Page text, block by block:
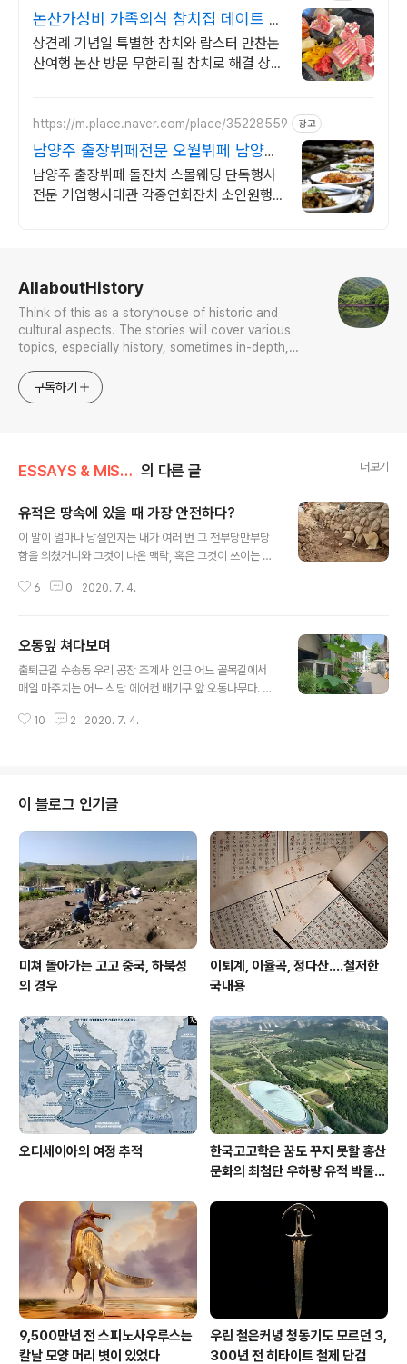
논산가성비 가족외식 참치집 데이트 가
족모임 최적화
상견례 기념일 특별한 참치와 랍스터 만찬논
산여행 논산 방문 무한리필 참치로 해결 상견
https://m.place.naver.com/place/35228559 광고
남양주 출장뷔페전문 오월뷔페 남양주
프리미엄 행사전문뷔페
남양주 출장뷔페 돌잔치 스몰웨딩 단독행사
전문 기업행사대관 각종연회잔치 소인원행
AllaboutHistory
Think of this as a storyhouse of historic and
cultural aspects. The stories will cover various
topics, especially history, sometimes in-depth,
approach will be to resist any common sense or
generalized viewpoint
구독하기
ESSAYS & MISCELLANIES 의 다른 글 더보기
유적은 땅속에 있을 때 가장 안전하다?
이 말이 얼마나 낭설인지는 내가 여러 번 그 천부당만부당
함을 외쳤거니와 그것이 나온 맥락, 혹은 그것이 쓰이는 맥
하고 싶거니와 그럼에도 저 말이 한국문화재현장을 망치는
과 허울이 언제나 충돌하며 언제나 저 말은 까서 보고싶다
는 말과 등치한다. 저 말..언뜻 들으면 참 있어 보인다. 와!
멋있는 말이구나 한다. 하지만 그런 모토를 내건 사람들이
짐짓 문화재보호자임을 자처하면서도, 저들은 발굴없이는
6 0 2020. 7. 4.
오동잎 쳐다보며
출퇴근길 수송동 우리 공장 조계사 인근 어느 골목길에서
매일 마주치는 어느 식당 에어컨 배기구 앞 오동나무다. 아
모습을 물끄러미 바라보며 오늘은 또 얼마나 자랐나 살핀
방울을 비처럼 뿌리는 소나무보다 왕성한 것만은 틀림없
다. 콘크리트 도시 곳곳에서 저리 발아했다가 나무가 되기
전 뽑힌 오동이 어디 한두 그루 혹은 포기겠는가? 기와 건
물 폐가 지붕에도 어김없이 뿌릴 박는데 재수없는 놈은 사
람 사는 한옥 지붕에 발아했다간 이내 뜯기고 만다. 지붕을
망치는 까닭이다. 이젠 내 키보다 훌쩍 자..
10 2 2020. 7. 4.
이 블로그 인기글
미쳐 돌아가는 고고 중국, 하북성
의 경우
이퇴계, 이율곡, 정다산....철저한
국내용
오디세이아의 여정 추적
한국고고학은 꿈도 꾸지 못할 홍산
문화의 최첨단 우하량 유적 박물관
9,500만년 전 스피노사우루스는
칼날 모양 머리 볏이 있었다
우린 철은커녕 청동기도 모르던 3,
300년 전 히타이트 철제 단검